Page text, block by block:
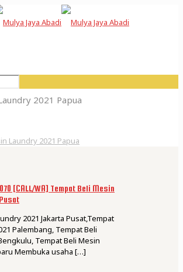
2021 Papua
Laundry 2021 Papua
[CALL/WA] Tempat Beli Mesin
2021 Jakarta Pusat,Tempat
Palembang, Tempat Beli
Tempat Beli Mesin
Membuka usaha […]